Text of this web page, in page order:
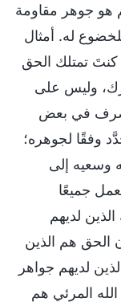
هو جوهر مقاومة
له. أمثال
كنتَ تمتلك الحق
وليس على
في بعض
وفقًا لجوهره؛
وسعيه إلى
جميعًا
لديهم
الحق هم الذين
لديهم جواهر
المرئي هم